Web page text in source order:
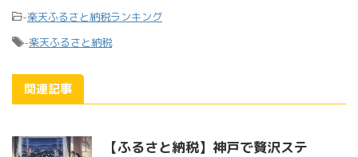
-楽天ふるさと納税ランキング
-楽天ふるさと納税
関連記事
【ふるさと納税】神戸で贅沢ステ